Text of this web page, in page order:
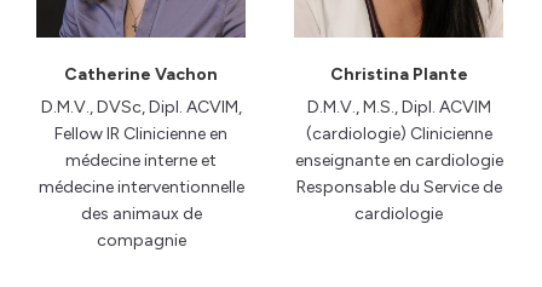
Catherine Vachon
D.M.V., DVSc, Dipl. ACVIM,
Fellow IR Clinicienne en
médecine interne et
médecine interventionnelle
des animaux de
compagnie
Christina Plante
D.M.V., M.S., Dipl. ACVIM
(cardiologie) Clinicienne
enseignante en cardiologie
Responsable du Service de
cardiologie